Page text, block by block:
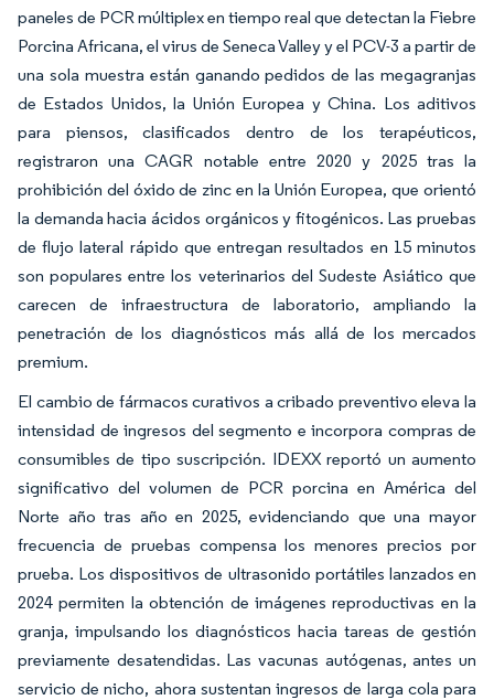
paneles de PCR múltiplex en tiempo real que detectan la Fiebre
Porcina Africana, el virus de Seneca Valley y el PCV-3 a partir de
una sola muestra están ganando pedidos de las megagranjas
de Estados Unidos, la Unión Europea y China. Los aditivos
para piensos, clasificados dentro de los terapéuticos,
registraron una CAGR notable entre 2020 y 2025 tras la
prohibición del óxido de zinc en la Unión Europea, que orientó
la demanda hacia ácidos orgánicos y fitogénicos. Las pruebas
de flujo lateral rápido que entregan resultados en 15 minutos
son populares entre los veterinarios del Sudeste Asiático que
carecen de infraestructura de laboratorio, ampliando la
penetración de los diagnósticos más allá de los mercados
premium.
El cambio de fármacos curativos a cribado preventivo eleva la
intensidad de ingresos del segmento e incorpora compras de
consumibles de tipo suscripción. IDEXX reportó un aumento
significativo del volumen de PCR porcina en América del
Norte año tras año en 2025, evidenciando que una mayor
frecuencia de pruebas compensa los menores precios por
prueba. Los dispositivos de ultrasonido portátiles lanzados en
2024 permiten la obtención de imágenes reproductivas en la
granja, impulsando los diagnósticos hacia tareas de gestión
previamente desatendidas. Las vacunas autógenas, antes un
servicio de nicho, ahora sustentan ingresos de larga cola para